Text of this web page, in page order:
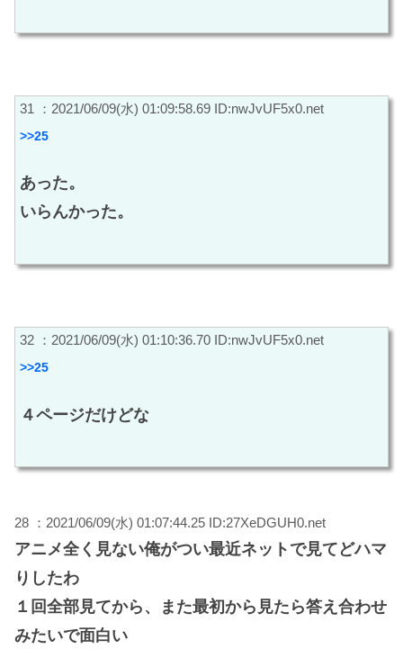
31 ：2021/06/09(水) 01:09:58.69 ID:nwJvUF5x0.net
>>25
あった。
いらんかった。
32 ：2021/06/09(水) 01:10:36.70 ID:nwJvUF5x0.net
>>25
４ページだけどな
28 ：2021/06/09(水) 01:07:44.25 ID:27XeDGUH0.net
アニメ全く見ない俺がつい最近ネットで見てどハマ
りしたわ
１回全部見てから、また最初から見たら答え合わせ
みたいで面白い